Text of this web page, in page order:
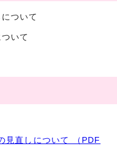
ついて
いて
直しについて （PDF